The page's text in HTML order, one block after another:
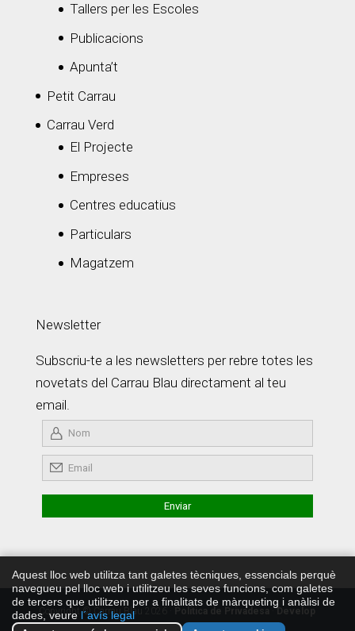
Tallers per les Escoles
Publicacions
Apunta’t
Petit Carrau
Carrau Verd
El Projecte
Empreses
Centres educatius
Particulars
Magatzem
Newsletter
Subscriu-te a les newsletters per rebre totes les
novetats del Carrau Blau directament al teu
email.
Copyright © Carrau Blau 2026 · Política de Privadesa ·Develop
Aquest lloc web utilitza tant galetes tècniques, essencials perquè
navegueu pel lloc web i utilitzeu les seves funcions, com galetes
de tercers que utilitzem per a finalitats de màrqueting i anàlisi de
dades, veure l´avís legal